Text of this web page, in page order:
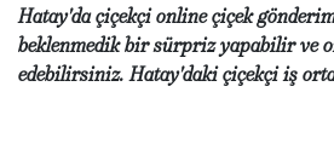
Hatay'da çiçekçi online çiçek
beklenmedik bir sürpriz yapabilir ve
edebilirsiniz. Hatay'daki çiçekçi iş